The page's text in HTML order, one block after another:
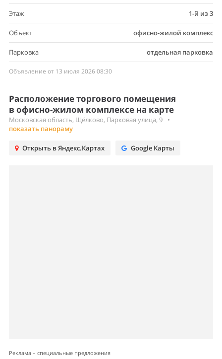
Этаж 1-й из 3
Объект офисно-жилой комплекс
Парковка отдельная парковка
Объявление от 13 июля 2026 08:30
Расположение торгового помещения
в офисно-жилом комплексе на карте
Московская область, Щёлково, Парковая улица, 9
•
показать панораму
Открыть в Яндекс.Картах Google Карты
Реклама – специальные предложения